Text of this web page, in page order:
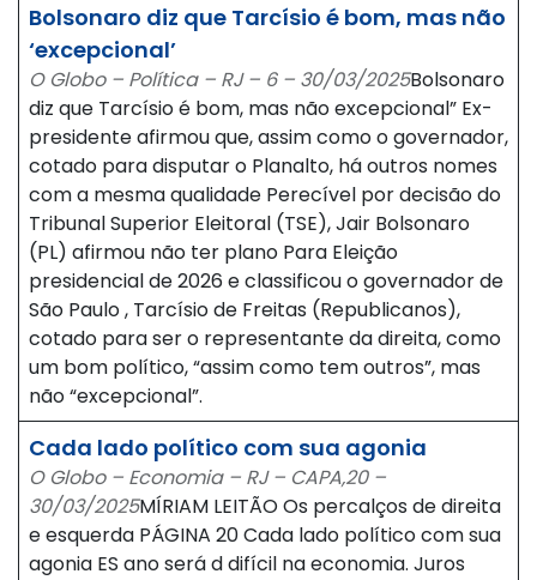
Bolsonaro diz que Tarcísio é bom, mas não
‘excepcional’
O Globo – Política – RJ – 6 – 30/03/2025Bolsonaro
diz que Tarcísio é bom, mas não excepcional” Ex-
presidente afirmou que, assim como o governador,
cotado para disputar o Planalto, há outros nomes
com a mesma qualidade Perecível por decisão do
Tribunal Superior Eleitoral (TSE), Jair Bolsonaro
(PL) afirmou não ter plano Para Eleição
presidencial de 2026 e classificou o governador de
São Paulo , Tarcísio de Freitas (Republicanos),
cotado para ser o representante da direita, como
um bom político, “assim como tem outros”, mas
não “excepcional”.
Cada lado político com sua agonia
O Globo – Economia – RJ – CAPA,20 –
30/03/2025MÍRIAM LEITÃO Os percalços de direita
e esquerda PÁGINA 20 Cada lado político com sua
agonia ES ano será d difícil na economia. Juros